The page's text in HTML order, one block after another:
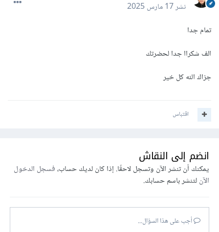
نشر17 مارس 2025
تمام جدا
الف شكراا جدا لحضرتك
جزاك الله كل خير
اقتباس
انضم إلى النقاش
يمكنك أن تنشر الآن وتسجل لاحقًا. إذا كان لديك حساب،فسجل الدخول
الآنلتنشر باسم حسابك.
أجب على هذا السؤال...